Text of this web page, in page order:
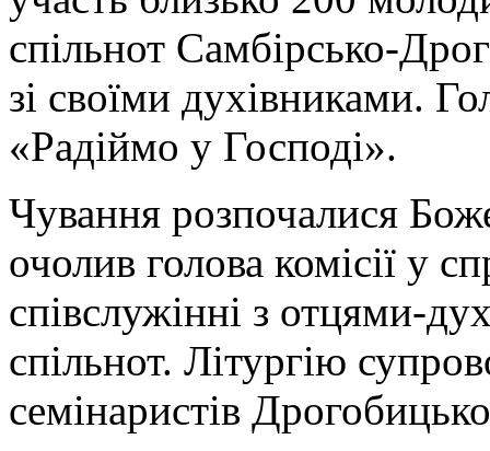
спільнот Самбірсько-
зі своїми духівниками.
«Радіймо у Господі».
Чування розпочалися
очолив голова комісії у
співслужінні з отцями-
спільнот. Літургію
семінаристів